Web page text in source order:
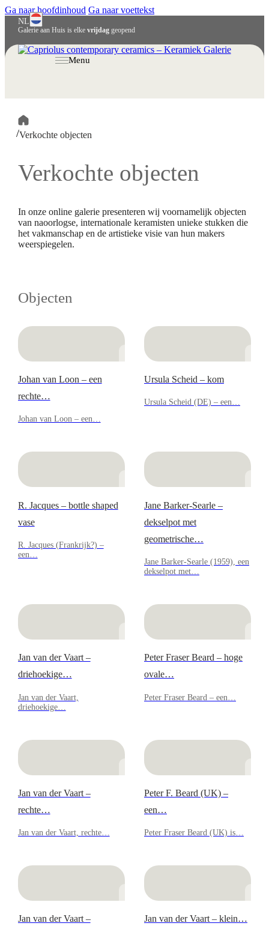
Ga naar hoofdinhoud Ga naar voettekst
Galerie aan Huis is elke vrijdaggeopend
NL
Deutsch
Menu
/Verkochte objecten
Verkochte objecten
In onze online galerie presenteren wij voornamelijk objecten
van naoorlogse, internationale keramisten unieke stukken die
het vakmanschap en de artistieke visie van hun makers
weerspiegelen.
Objecten
Johan van Loon – een
rechte…
Johan van Loon – een…
Ursula Scheid – kom
Ursula Scheid (DE) – een…
R. Jacques – bottle shaped
vase
R. Jacques (Frankrijk?) –
een…
Jane Barker-Searle –
dekselpot met
geometrische…
Jane Barker-Searle (1959), een
dekselpot met…
Jan van der Vaart –
driehoekige…
Jan van der Vaart,
driehoekige…
Peter Fraser Beard – hoge
ovale…
Peter Fraser Beard – een…
Jan van der Vaart –
rechte…
Jan van der Vaart, rechte…
Peter F. Beard (UK) –
een…
Peter Fraser Beard (UK) is…
Jan van der Vaart –
Jan van der Vaart – klein…